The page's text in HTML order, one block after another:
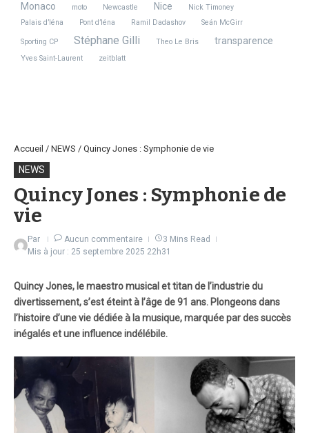
Monaco moto Newcastle Nice
Nick Timoney
Palais d’Iéna
Pont d’Iéna Ramil Dadashov Seán McGirr
Sporting CP Stéphane Gilli Theo Le Bris transparence
Yves Saint-Laurent zeitblatt
Accueil / NEWS / Quincy Jones : Symphonie de vie
NEWS
Quincy Jones : Symphonie de
vie
Par Aucun commentaire
3 Mins Read
Mis à jour : 25 septembre 2025 22h31
Quincy Jones, le maestro musical et titan de l’industrie du
divertissement, s’est éteint à l’âge de 91 ans. Plongeons dans
l’histoire d’une vie dédiée à la musique, marquée par des succès
inégalés et une influence indélébile.